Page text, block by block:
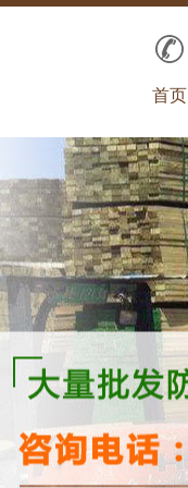
首页